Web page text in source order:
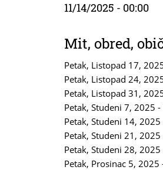
11/14/2025 - 00:00
Mit, obred,
Petak, Listopad 17,
Petak, Listopad 24,
Petak, Listopad 31,
Petak, Studeni 7, 2025 -
Petak, Studeni 14, 2025
Petak, Studeni 21, 2025
Petak, Studeni 28, 2025
Petak, Prosinac 5, 2025